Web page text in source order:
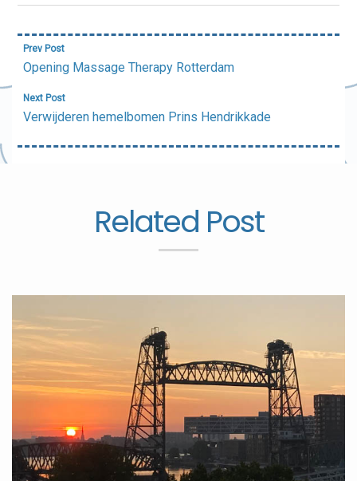
Bericht
navigatie
Prev Post
Opening Massage Therapy Rotterdam
Next Post
Verwijderen hemelbomen Prins Hendrikkade
Related Post